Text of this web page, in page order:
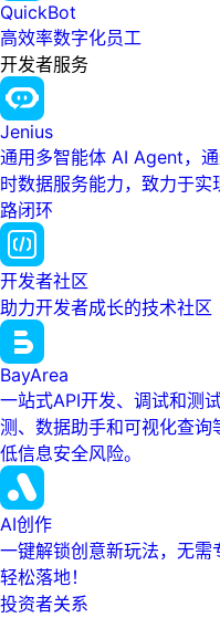
QuickBot
高效率数字化员工
开发者服务
Jenius
通用多智能体 AI Agent，
时数据服务能力，致力于实
路闭环
开发者社区
助力开发者成长的技术社区
BayArea
一站式API开发、调试和测
测、数据助手和可视化查
低信息安全风险。
AI创作
一键解锁创意新玩法，无
轻松落地！
投资者关系